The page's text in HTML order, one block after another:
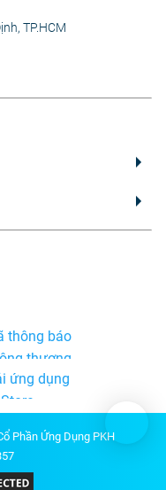
TP.HCM
Phần Ứng Dụng PKH